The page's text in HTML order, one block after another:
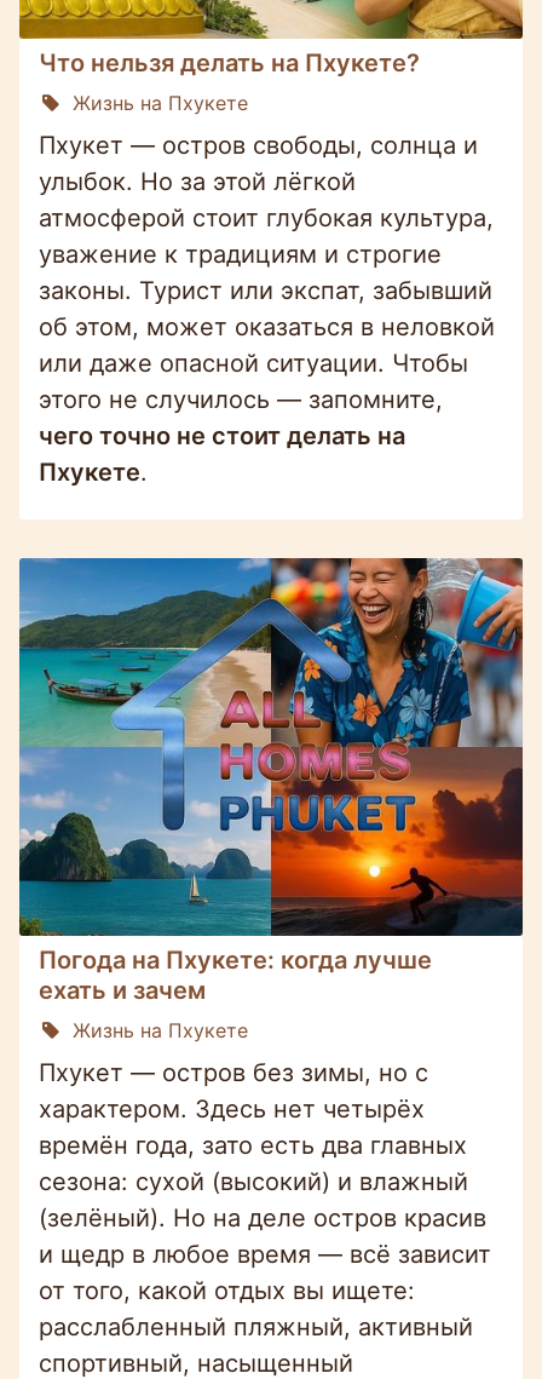
Что нельзя делать на Пхукете?
Жизнь на Пхукете
Пхукет — остров свободы, солнца и
улыбок. Но за этой лёгкой
атмосферой стоит глубокая культура,
уважение к традициям и строгие
законы. Турист или экспат, забывший
об этом, может оказаться в неловкой
или даже опасной ситуации. Чтобы
этого не случилось — запомните,
чего точно не стоит делать на
Пхукете.
Погода на Пхукете: когда лучше
ехать и зачем
Жизнь на Пхукете
Пхукет — остров без зимы, но с
характером. Здесь нет четырёх
времён года, зато есть два главных
сезона: сухой (высокий) и влажный
(зелёный). Но на деле остров красив
и щедр в любое время — всё зависит
от того, какой отдых вы ищете:
расслабленный пляжный, активный
спортивный, насыщенный